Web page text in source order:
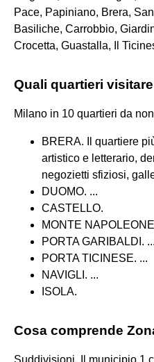
Pace, Papiniano, Brera,
Basiliche, Carrobbio,
Crocetta, Guastalla, Il
Quali quartieri
Milano in 10 quartieri da
BRERA. Il quartiere
artistico e letterario,
negozietti sfiziosi,
DUOMO. ...
CASTELLO.
MONTE
PORTA GARIBALDI. ...
PORTA TICINESE. ...
NAVIGLI. ...
ISOLA.
Cosa comprende
Suddivisioni. Il municipio 1